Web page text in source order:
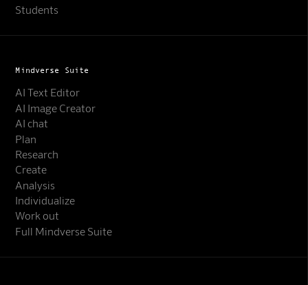
Students
Mindverse Suite
AI Text Editor
AI Image Creator
AI chat
Plan
Research
Create
Analysis
Individualize
Work out
Full Mindverse Suite